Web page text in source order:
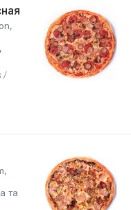
/
та